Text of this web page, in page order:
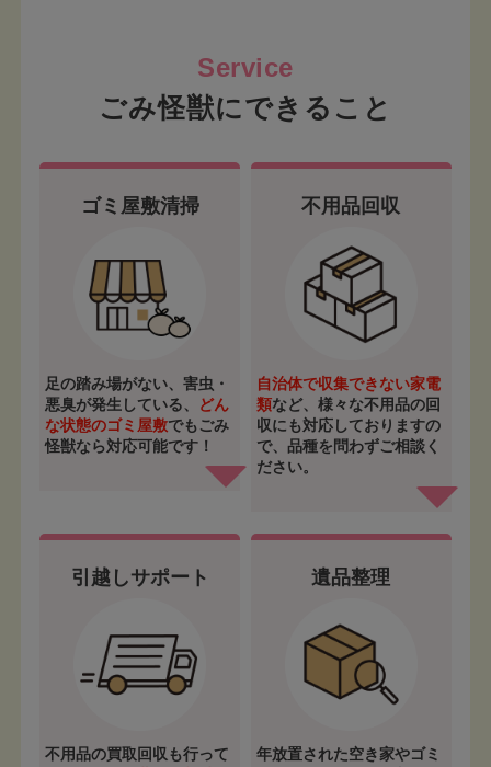
ごみ怪獣にできること
ゴミ屋敷清掃
足の踏み場がない、害虫・
悪臭が発生している、
どん
な状態のゴミ屋敷でもごみ
怪獣なら対応可能です！
不用品回収
自治体で収集できない家電
類など、様々な不用品の回
収にも対応しておりますの
で、品種を問わずご相談く
ださい。
引越しサポート
不用品の買取回収も行って
遺品整理
年放置された空き家やゴミ